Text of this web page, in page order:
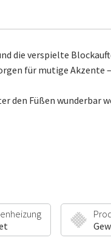
die verspielte
für mutige Akzente
Füßen wunderbar